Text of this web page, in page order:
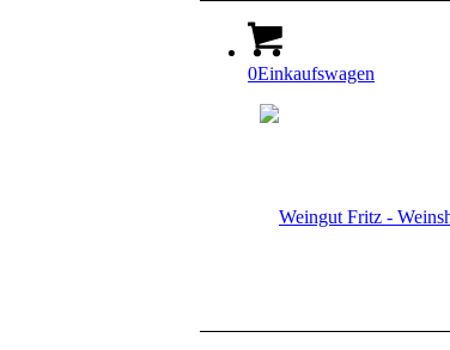
0Einkaufswagen